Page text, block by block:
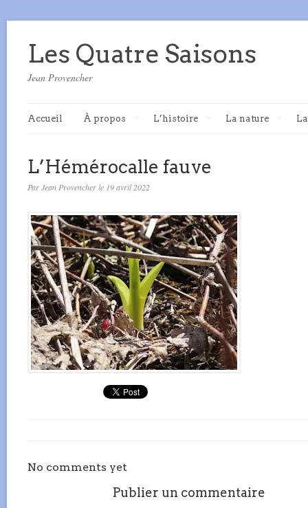
Les Quatre Saisons
Jean Provencher
Accueil À propos L’histoire La nature
L’Hémérocalle fauve
Par Jean Provencher le 19 avril 2022
No comments yet
Publier un commentaire